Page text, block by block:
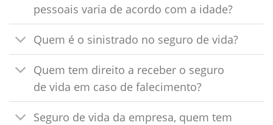
pessoais varia de acordo com a idade?
Quem é o sinistrado no seguro de vida?
Quem tem direito a receber o seguro
de vida em caso de falecimento?
Seguro de vida da empresa, quem tem